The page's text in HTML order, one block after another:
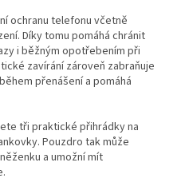
ochranu telefonu včetně
Díky tomu pomáhá chránit
i běžným opotřebením při
zavírání zároveň zabraňuje
přenášení a pomáhá
tři praktické přihrádky na
Pouzdro tak může
a umožní mít